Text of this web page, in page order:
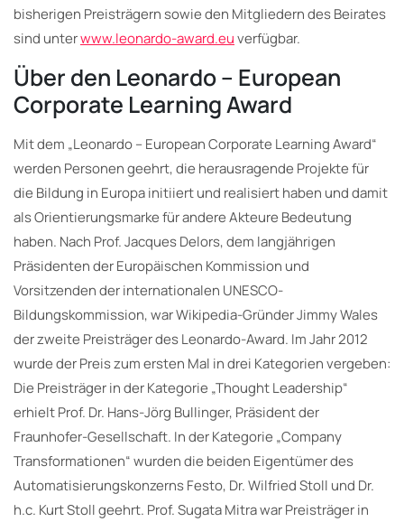
bisherigen Preisträgern sowie den Mitgliedern des Beirates
sind unterwww.leonardo-award.euverfügbar.
Über den Leonardo – European
Corporate Learning Award
Mit dem „Leonardo – European Corporate Learning Award“
werden Personen geehrt, die herausragende Projekte für
die Bildung in Europa initiiert und realisiert haben und damit
als Orientierungsmarke für andere Akteure Bedeutung
haben. Nach Prof. Jacques Delors, dem langjährigen
Präsidenten der Europäischen Kommission und
Vorsitzenden der internationalen UNESCO-
Bildungskommission, war Wikipedia-Gründer Jimmy Wales
der zweite Preisträger des Leonardo-Award. Im Jahr 2012
wurde der Preis zum ersten Mal in drei Kategorien vergeben:
Die Preisträger in der Kategorie „Thought Leadership“
erhielt Prof. Dr. Hans-Jörg Bullinger, Präsident der
Fraunhofer-Gesellschaft. In der Kategorie „Company
Transformationen“ wurden die beiden Eigentümer des
Automatisierungskonzerns Festo, Dr. Wilfried Stoll und Dr.
h.c. Kurt Stoll geehrt. Prof. Sugata Mitra war Preisträger in